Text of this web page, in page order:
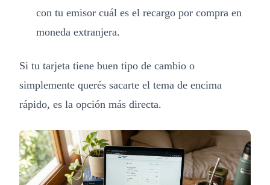
con tu emisor cuál es el recargo por compra en
moneda extranjera.
Si tu tarjeta tiene buen tipo de cambio o
simplemente querés sacarte el tema de encima
rápido, es la opción más directa.